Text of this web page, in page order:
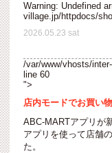
Warning: Undefined
village.jp/httpdocs/
2026.05.23 sat
/var/www/vhosts/
line 60
">
店内モードでお買い
ABC-MARTアプリが
アプリを使って店舗
た。